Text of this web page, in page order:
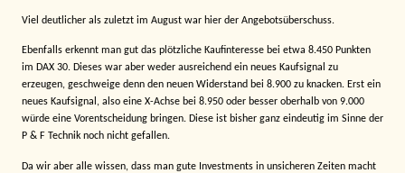
Viel deutlicher als zuletzt im August war hier der Angebotsüberschuss.
Ebenfalls erkennt man gut das plötzliche Kaufinteresse bei etwa 8.450 Punkten
im DAX 30. Dieses war aber weder ausreichend ein neues Kaufsignal zu
erzeugen, geschweige denn den neuen Widerstand bei 8.900 zu knacken. Erst ein
neues Kaufsignal, also eine X-Achse bei 8.950 oder besser oberhalb von 9.000
würde eine Vorentscheidung bringen. Diese ist bisher ganz eindeutig im Sinne der
P & F Technik noch nicht gefallen.
Da wir aber alle wissen, dass man gute Investments in unsicheren Zeiten macht